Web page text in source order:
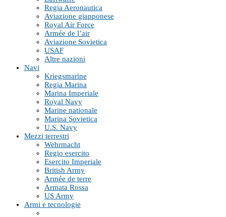
Regia Aeronautica
Aviazione giapponese
Royal Air Force
Armée de l’air
Aviazione Sovietica
USAF
Altre nazioni
Navi
Kriegsmarine
Regia Marina
Marina Imperiale
Royal Navy
Marine nationale
Marina Sovietica
U.S. Navy
Mezzi terrestri
Wehrmacht
Regio esercito
Esercito Imperiale
British Army
Armée de terre
Armata Rossa
US Army
Armi e tecnologie